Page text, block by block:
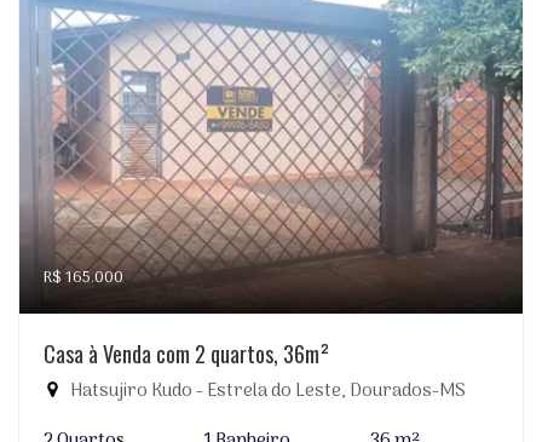
R$ 165.000
Casa à Venda com 2 quartos, 36m²
Hatsujiro Kudo - Estrela do Leste, Dourados-MS